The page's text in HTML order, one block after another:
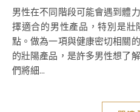
男性在不同階段可能會遇到體力或性功能上的挑戰，這時候選
擇適合的男性產品，特別是
點。做為一項與健康密切相關
的壯陽產品，是許多男性想了
們將細...